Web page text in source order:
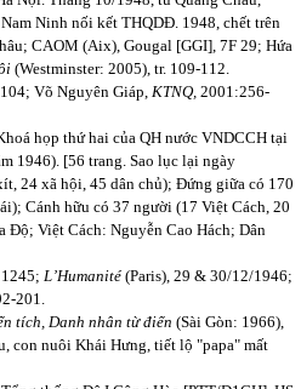
Ninh nối kết THQDĐ. 1948, chết trên
CAOM (Aix), Gougal [GGI], 7F 29; Hứa
(Westminster: 2005), tr. 109-112.
Võ Nguyên Giáp, KTNQ, 2001:256-
họp thứ hai của QH nước VNDCCH tại
1946). [56 trang. Sao lục lại ngày
24 xã hội, 45 dân chủ); Đứng giữa có 170
Cánh hữu có 37 người (17 Việt Cách, 20
Độ; Việt Cách: Nguyễn Cao Hách; Dân
L’Humanité (Paris), 29 & 30/12/1946;
201.
tích, Danh nhân từ điển (Sài Gòn: 1966),
con nuôi Khái Hưng, tiết lộ "papa" mất